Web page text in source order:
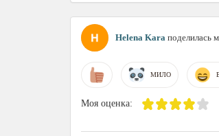
Helena Kara поделилась
МИЛО
Моя оценка: